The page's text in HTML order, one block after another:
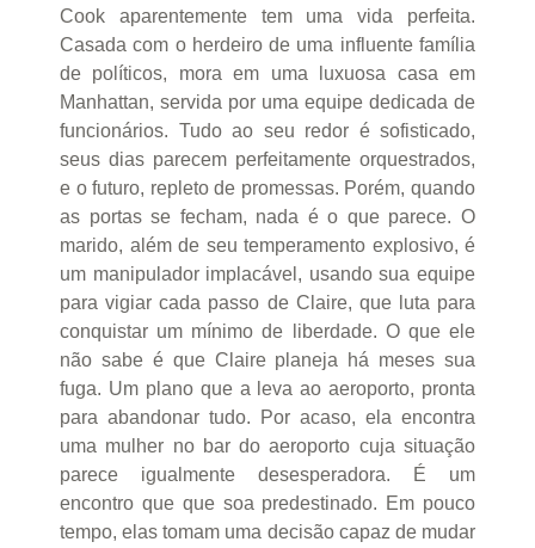
Cook aparentemente tem uma vida perfeita.
Casada com o herdeiro de uma influente família
de políticos, mora em uma luxuosa casa em
Manhattan, servida por uma equipe dedicada de
funcionários. Tudo ao seu redor é sofisticado,
seus dias parecem perfeitamente orquestrados,
e o futuro, repleto de promessas. Porém, quando
as portas se fecham, nada é o que parece. O
marido, além de seu temperamento explosivo, é
um manipulador implacável, usando sua equipe
para vigiar cada passo de Claire, que luta para
conquistar um mínimo de liberdade. O que ele
não sabe é que Claire planeja há meses sua
fuga. Um plano que a leva ao aeroporto, pronta
para abandonar tudo. Por acaso, ela encontra
uma mulher no bar do aeroporto cuja situação
parece igualmente desesperadora. É um
encontro que que soa predestinado. Em pouco
tempo, elas tomam uma decisão capaz de mudar